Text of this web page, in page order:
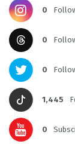
0
0
0
1,445
0